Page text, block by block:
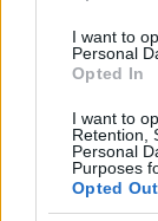
I want to
Personal
Opted In
I want to
Retention,
Personal
Purposes
Opted Out
Mátyás
Zsolt)
Úgy vált
agresszióba,
karikatúra, se